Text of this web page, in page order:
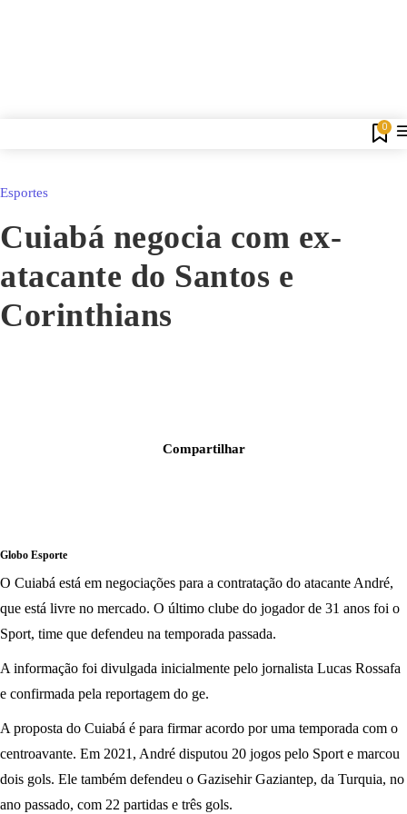
0
Esportes
Cuiabá negocia com ex-
atacante do Santos e
Corinthians
Compartilhar
Globo Esporte
O Cuiabá está em negociações para a contratação do atacante André,
que está livre no mercado. O último clube do jogador de 31 anos foi o
Sport, time que defendeu na temporada passada.
A informação foi divulgada inicialmente pelo jornalista Lucas Rossafa
e confirmada pela reportagem do ge.
A proposta do Cuiabá é para firmar acordo por uma temporada com o
centroavante. Em 2021, André disputou 20 jogos pelo Sport e marcou
dois gols. Ele também defendeu o Gazisehir Gaziantep, da Turquia, no
ano passado, com 22 partidas e três gols.